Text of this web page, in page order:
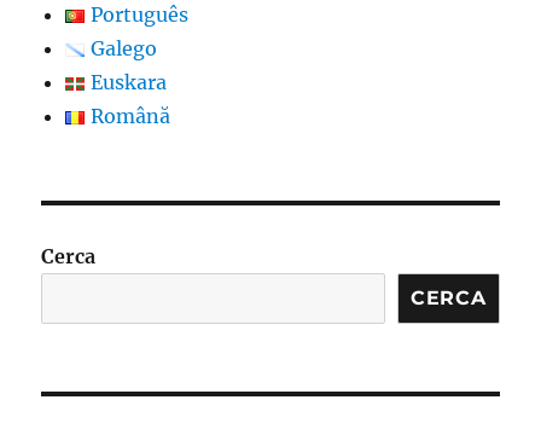
Português
Galego
Euskara
Română
Cerca
CERCA